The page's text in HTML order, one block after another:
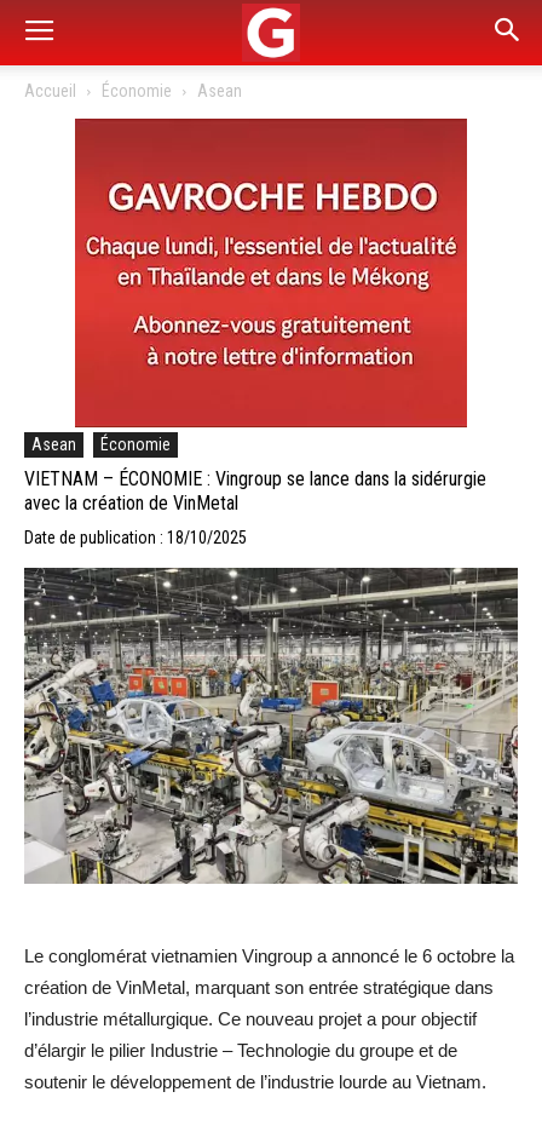
Accueil Économie Asean
Asean Économie
VIETNAM – ÉCONOMIE : Vingroup se lance dans la sidérurgie
avec la création de VinMetal
Date de publication : 18/10/2025
Le conglomérat vietnamien Vingroup a annoncé le 6 octobre la
création de VinMetal, marquant son entrée stratégique dans
l’industrie métallurgique. Ce nouveau projet a pour objectif
d’élargir le pilier Industrie – Technologie du groupe et de
soutenir le développement de l’industrie lourde au Vietnam.